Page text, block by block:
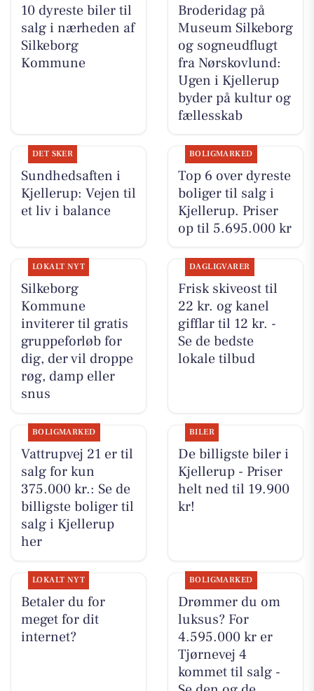
10 dyreste biler til
salg i nærheden af
Silkeborg
Kommune
Broderidag på
Museum Silkeborg
og sogneudflugt
fra Nørskovlund:
Ugen i Kjellerup
byder på kultur og
fællesskab
DET SKER
Sundhedsaften i
Kjellerup: Vejen til
et liv i balance
BOLIGMARKED
Top 6 over dyreste
boliger til salg i
Kjellerup. Priser
op til 5.695.000 kr
LOKALT NYT
Silkeborg
Kommune
inviterer til gratis
gruppeforløb for
dig, der vil droppe
røg, damp eller
snus
DAGLIGVARER
Frisk skiveost til
22 kr. og kanel
gifflar til 12 kr. -
Se de bedste
lokale tilbud
BOLIGMARKED
Vattrupvej 21 er til
salg for kun
375.000 kr.: Se de
billigste boliger til
salg i Kjellerup
her
BILER
De billigste biler i
Kjellerup - Priser
helt ned til 19.900
kr!
LOKALT NYT
Betaler du for
meget for dit
internet?
BOLIGMARKED
Drømmer du om
luksus? For
4.595.000 kr er
Tjørnevej 4
kommet til salg -